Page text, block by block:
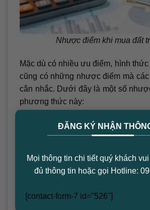
ĐĂNG KÝ NHẬN
Mọi thông tin chi tiết quý khách
đủ thông tin hoặc gọi Hotline:
[contact-form-7 id="526"]
Nhược điểm khi mua đất
Mặc dù có nhiều ưu điểm, hình thức
cũng có những nhược điểm mà
cân nhắc. Dưới đây là một số
phương thức này:
– Chi Phí Lãi Suất Biến Động
thực của mảnh đất và lãi suất của
lãi suất biến động mạnh có thể tạo
định rõ được năng lực tài chính của